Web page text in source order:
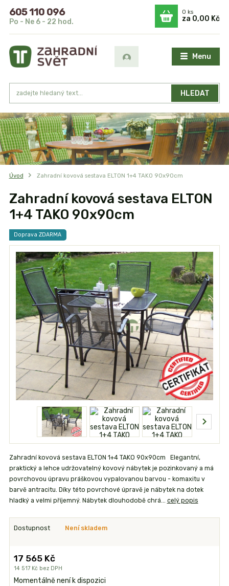
Menu
HLEDAT
605 110 096
Po - Ne 6 - 22 hod.
0ks
za 0,00 Kč
Úvod Zahradní kovová sestava ELTON 1+4 TAKO 90x90cm
Zahradní kovová sestava ELTON
1+4 TAKO 90x90cm
Doprava ZDARMA
Zahradní kovová sestava ELTON 1+4 TAKO 90x90cm Elegantní,
praktický a lehce udržovatelný kovový nábytek je pozinkovaný a má
povrchovou úpravu práškovou vypalovanou barvou - komaxitu v
barvě antracitu. Díky této povrchové úpravě je nábytek na dotek
hladký a velmi příjemný. Nábytek dlouhodobě chrá... celý popis
Dostupnost Není skladem
17 565 Kč
14 517 Kč bez DPH
Momentálně není k dispozici